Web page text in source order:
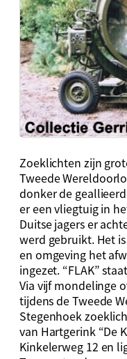
Zoeklichten zijn
Tweede
donker de
er een vliegtuig in
Duitse jagers er
werd gebruikt. Het
en omgeving het
ingezet. “FLAK”
Via vijf mondelinge
tijdens de Tweede
Stegenhoek
van Hartgerink “De
Kinkelerweg 12 en